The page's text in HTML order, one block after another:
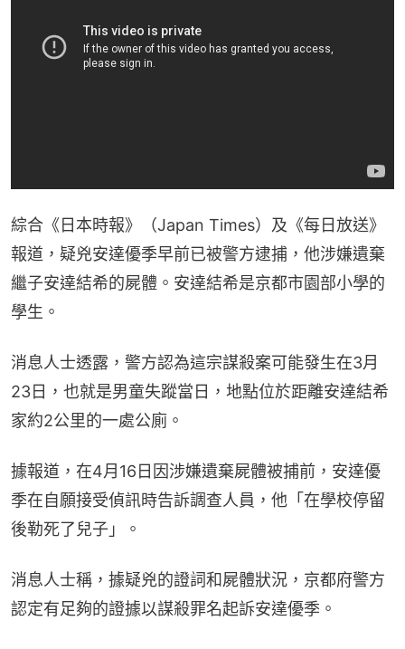
綜合《日本時報》（Japan Times）及《每日放送》
報道，疑兇安達優季早前已被警方逮捕，他涉嫌遺棄
繼子安達結希的屍體。安達結希是京都市園部小學的
學生。
消息人士透露，警方認為這宗謀殺案可能發生在3月
23日，也就是男童失蹤當日，地點位於距離安達結希
家約2公里的一處公廁。
據報道，在4月16日因涉嫌遺棄屍體被捕前，安達優
季在自願接受偵訊時告訴調查人員，他「在學校停留
後勒死了兒子」。
消息人士稱，據疑兇的證詞和屍體狀況，京都府警方
認定有足夠的證據以謀殺罪名起訴安達優季。